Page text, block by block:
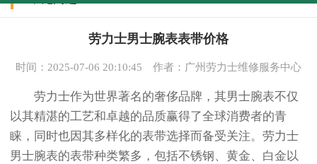
劳力士男士腕表表带价格
时间：2025-07-06 20:10:45 作者：广州劳力士维修服务中心
劳力士作为世界著名的奢侈品牌，其男士腕表不仅
以其精湛的工艺和卓越的品质赢得了全球消费者的青
睐，同时也因其多样化的表带选择而备受关注。劳力士
男士腕表的表带种类繁多，包括不锈钢、黄金、白金以